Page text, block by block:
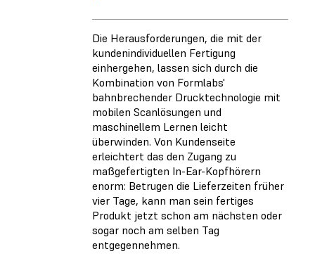
Die Herausforderungen, die mit der
kundenindividuellen Fertigung
einhergehen, lassen sich durch die
Kombination von Formlabs'
bahnbrechender Drucktechnologie mit
mobilen Scanlösungen und
maschinellem Lernen leicht
überwinden. Von Kundenseite
erleichtert das den Zugang zu
maßgefertigten In-Ear-Kopfhörern
enorm: Betrugen die Lieferzeiten früher
vier Tage, kann man sein fertiges
Produkt jetzt schon am nächsten oder
sogar noch am selben Tag
entgegennehmen.